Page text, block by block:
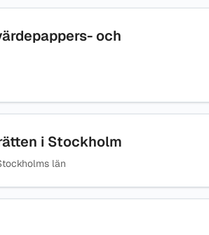
och
i Stockholm
län